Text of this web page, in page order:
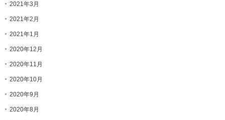
2021年3月
2021年2月
2021年1月
2020年12月
2020年11月
2020年10月
2020年9月
2020年8月